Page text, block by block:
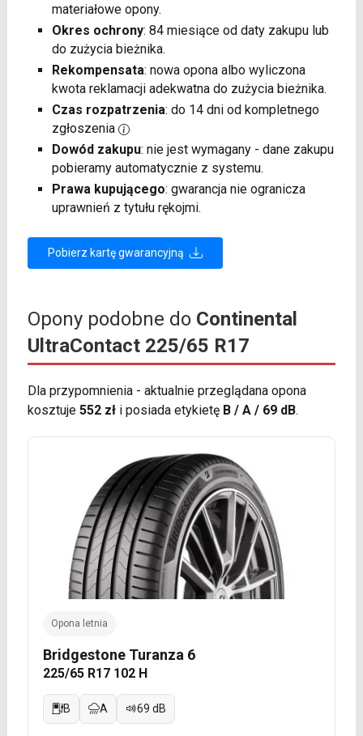
materiałowe opony.
Okres ochrony: 84 miesiące od daty zakupu lub
do zużycia bieżnika.
Rekompensata: nowa opona albo wyliczona
kwota reklamacji adekwatna do zużycia bieżnika.
Czas rozpatrzenia: do 14 dni od kompletnego
zgłoszenia
Dowód zakupu: nie jest wymagany - dane zakupu
pobieramy automatycznie z systemu.
Prawa kupującego: gwarancja nie ogranicza
uprawnień z tytułu rękojmi.
Pobierz kartę gwarancyjną
Opony podobne do Continental
UltraContact 225/65 R17
Dla przypomnienia - aktualnie przeglądana opona
kosztuje 552 złi posiada etykietę B / A / 69 dB.
Opona letnia
Bridgestone Turanza 6
225/65 R17 102 H
B A 69 dB